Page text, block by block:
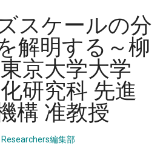
械
工
学
ー
シ
ョ
ン
開
発
解
反
応
技
術
スケールの分
解明する～柳
京大学大学
研究科 先進
構 准教授
Researchers編集部